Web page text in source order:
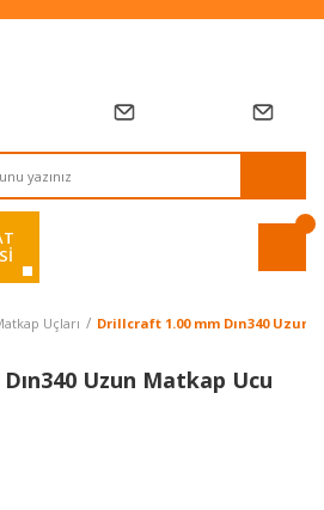
Vade Farksız 2 Taksit!
Uçları Drillcraft 1.00 mm Dın340 Uzun
Uzun Matkap Ucu